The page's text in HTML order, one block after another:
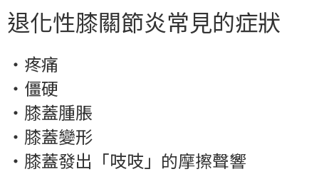
退化性膝關節炎常見的症狀
‧ 疼痛
‧ 僵硬
‧ 膝蓋腫脹
‧ 膝蓋變形
‧ 膝蓋發出「吱吱」的摩擦聲響